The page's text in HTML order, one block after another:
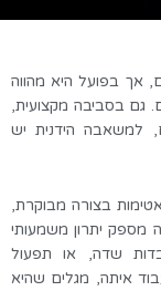
אך בפועל היא מהווה
גם בסביבה מקצועית,
למשאבה הידנית יש
בצורה מבוקרת,
מספק יתרון משמעותי
שדה, או תפעול
איתה, מגלים שהיא